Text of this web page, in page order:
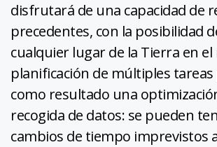
disfrutará de una capacidad de
precedentes, con la posibilidad
cualquier lugar de la Tierra en el
planificación de múltiples
como resultado una
recogida de datos: se pueden
cambios de tiempo imprevistos